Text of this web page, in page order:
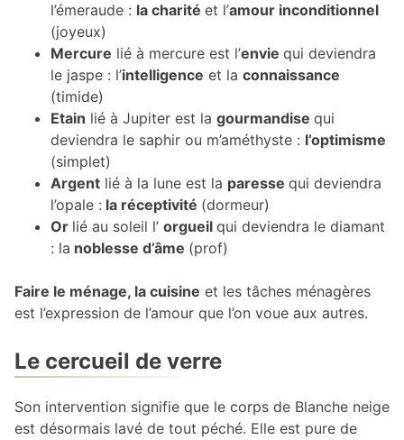
l’émeraude : la charité et l’amour inconditionnel
(joyeux)
Mercure lié à mercure est l’envie qui deviendra
le jaspe : l’intelligence et la connaissance
(timide)
Etain lié à Jupiter est la gourmandise qui
deviendra le saphir ou m’améthyste : l’optimisme
(simplet)
Argent lié à la lune est la paresse qui deviendra
l’opale : la réceptivité (dormeur)
Or lié au soleil l’ orgueil qui deviendra le diamant
: la noblesse d’âme (prof)
Faire le ménage, la cuisine et les tâches ménagères
est l’expression de l’amour que l’on voue aux autres.
Le cercueil de verre
Son intervention signifie que le corps de Blanche neige
est désormais lavé de tout péché. Elle est pure de